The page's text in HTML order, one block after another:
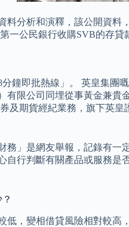
分析和演釋，該公開資
公民銀行收購SVB的存貸
鐘即批熱線」。 英皇集
限公司同埋從事黃金兼
及期貨經紀業務，旗下英
」是網友舉報，記錄有一
行判斷有關產品或服務
低，變相借貸風險相對較